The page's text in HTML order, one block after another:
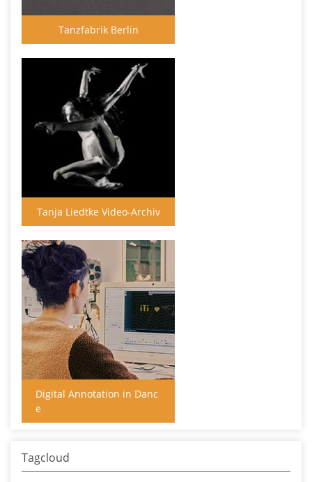
Tanzfabrik Berlin
Tanja Liedtke Video-Archiv
Digital Annotation in Danc
e
Tagcloud